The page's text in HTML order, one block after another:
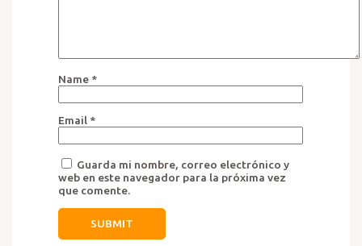
Name *
Email *
Guarda mi nombre, correo electrónico y
web en este navegador para la próxima vez
que comente.